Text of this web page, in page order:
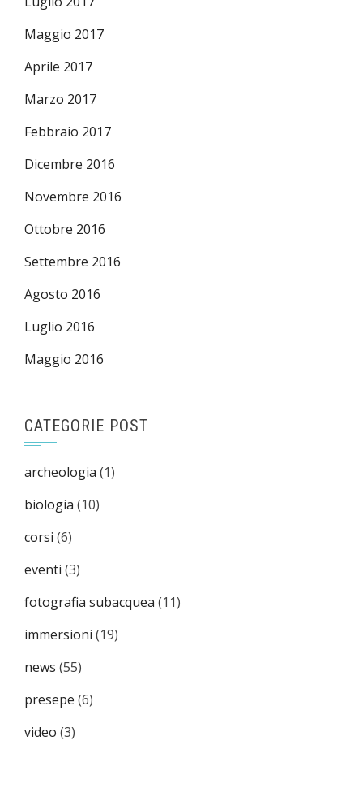
Maggio 2017
Aprile 2017
Marzo 2017
Febbraio 2017
Dicembre 2016
Novembre 2016
Ottobre 2016
Settembre 2016
Agosto 2016
Luglio 2016
Maggio 2016
CATEGORIE POST
archeologia (1)
biologia (10)
corsi (6)
eventi (3)
fotografia subacquea (11)
immersioni (19)
news (55)
presepe (6)
video (3)